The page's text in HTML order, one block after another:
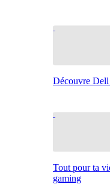
Découvre Dell
Tout pour ta
gaming